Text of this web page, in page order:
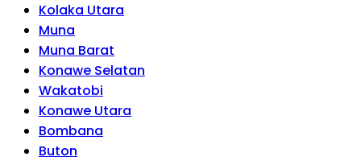
Kolaka Utara
Muna
Muna Barat
Konawe Selatan
Wakatobi
Konawe Utara
Bombana
Buton